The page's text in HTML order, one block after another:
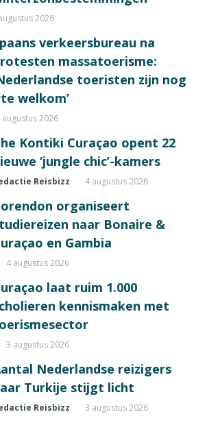
2026
verkeersbureau na
massatoerisme:
toeristen zijn nog
welkom’
augustus 2026
Kontiki Curaçao opent 22
‘jungle chic’-kamers
Reisbizz 4 augustus 2026
organiseert
naar Bonaire &
en Gambia
4 augustus 2026
laat ruim 1.000
kennismaken met
3 augustus 2026
Nederlandse reizigers
Turkije stijgt licht
Reisbizz 3 augustus 2026